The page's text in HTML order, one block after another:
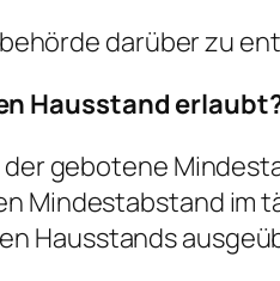
darüber zu
Hausstand
gebotene
Mindestabstand
Hausstands